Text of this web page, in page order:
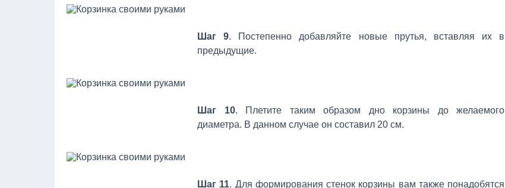
Шаг 9. Постепенно добавляйте новые прутья, вставляя их в
предыдущие.
Шаг 10. Плетите таким образом дно корзины до желаемого
диаметра. В данном случае он составил 20 см.
Шаг 11. Для формирования стенок корзины вам также понадобятся